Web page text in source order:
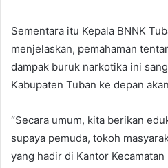
Sementara itu Kepala BNNK
menjelaskan, pemahaman
dampak buruk narkotika ini
Kabupaten Tuban ke depan
“Secara umum, kita berikan
supaya pemuda, tokoh
yang hadir di Kantor